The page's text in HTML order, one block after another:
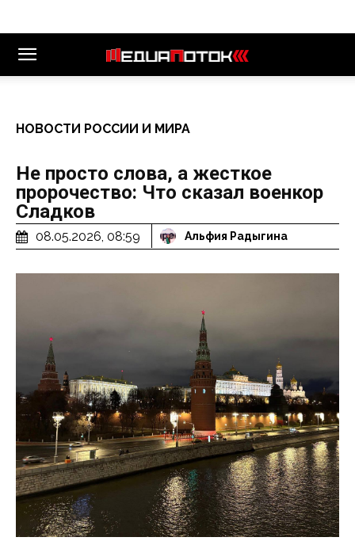
НОВОСТИ РОССИИ И МИРА
Не просто слова, а жесткое
пророчество: Что сказал военкор
Сладков
08.05.2026, 08:59 Альфия Радыгина